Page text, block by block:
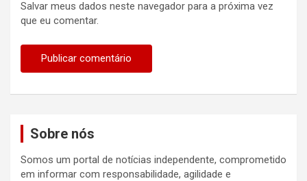
Salvar meus dados neste navegador para a próxima vez
que eu comentar.
Sobre nós
Somos um portal de notícias independente, comprometido
em informar com responsabilidade, agilidade e